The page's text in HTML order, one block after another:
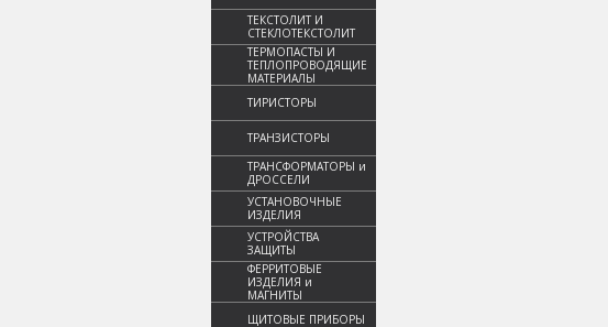
ТЕКСТОЛИТ И
СТЕКЛОТЕКСТОЛИТ
ТЕРМОПАСТЫ И
ТЕПЛОПРОВОДЯЩИЕ
МАТЕРИАЛЫ
ТИРИСТОРЫ
ТРАНЗИСТОРЫ
ТРАНСФОРМАТОРЫ и
ДРОССЕЛИ
УСТАНОВОЧНЫЕ
ИЗДЕЛИЯ
УСТРОЙСТВА
ЗАЩИТЫ
ФЕРРИТОВЫЕ
ИЗДЕЛИЯ и
МАГНИТЫ
ЩИТОВЫЕ ПРИБОРЫ